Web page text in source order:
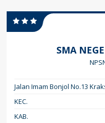
SMA
Jalan Imam Bonjol No.13
KEC.
KAB.